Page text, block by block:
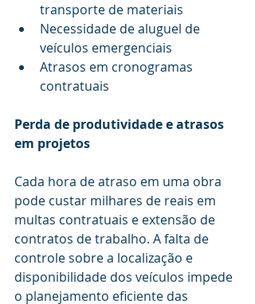
transporte de materiais
Necessidade de aluguel de
veículos emergenciais
Atrasos em cronogramas
contratuais
Perda de produtividade e atrasos
em projetos
Cada hora de atraso em uma obra
pode custar milhares de reais em
multas contratuais e extensão de
contratos de trabalho. A falta de
controle sobre a localização e
disponibilidade dos veículos impede
o planejamento eficiente das